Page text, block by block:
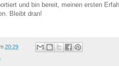
und bin bereit, meinen ersten
Bleibt dran!
20:29